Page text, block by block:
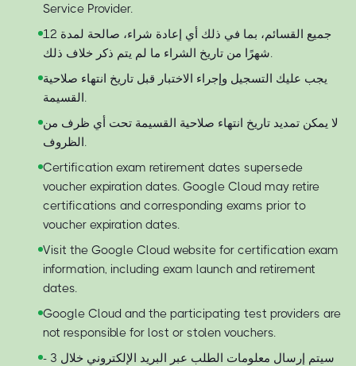
Service Provider.
جميع القسائم، بما في ذلك أي إعادة شراء، صالحة لمدة 12
شهرًا من تاريخ الشراء ما لم يتم ذكر خلاف ذلك.
يجب عليك التسجيل وإجراء الاختبار قبل تاريخ انتهاء صلاحية
القسيمة.
لا يمكن تمديد تاريخ انتهاء صلاحية القسيمة تحت أي ظرف من
الظروف.
Certification exam retirement dates supersede
voucher expiration dates. Google Cloud may retire
certifications and corresponding exams prior to
voucher expiration dates.
Visit the Google Cloud website for certification exam
information, including exam launch and retirement
dates.
Google Cloud and the participating test providers are
not responsible for lost or stolen vouchers.
سيتم إرسال معلومات الطلب عبر البريد الإلكتروني خلال 3 -